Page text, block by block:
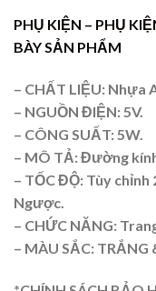
PHỤ KIỆN – PHỤ
BÀY SẢN PHẨM
– CHẤT LIỆU: Nhựa
– NGUỒN ĐIỆN: 5V.
– CÔNG SUẤT: 5W.
– MÔ TẢ: Đường
– TỐC ĐỘ: Tùy
Ngược.
– CHỨC NĂNG:
– MÀU SẮC: TRẮNG